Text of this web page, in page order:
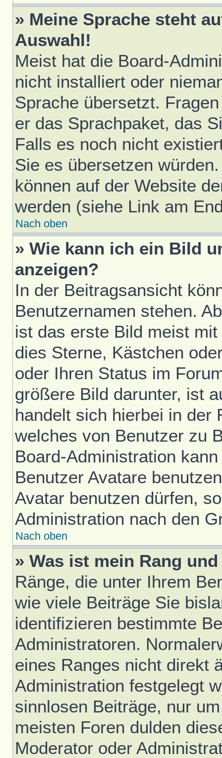
» Meine Sprache steht
Auswahl!
Meist hat die Board-
nicht installiert oder
Sprache übersetzt.
er das Sprachpaket, das
Falls es noch nicht
Sie es übersetzen
können auf der Website
werden (siehe Link am
Nach oben
» Wie kann ich ein Bild
anzeigen?
In der Beitragsansicht
Benutzernamen stehen.
ist das erste Bild meist
dies Sterne, Kästchen
oder Ihren Status im
größere Bild darunter, ist
handelt sich hierbei in der
welches von Benutzer zu
Board-Administration
Benutzer Avatare
Avatar benutzen dürfen,
Administration nach den
Nach oben
» Was ist mein Rang
Ränge, die unter Ihrem
wie viele Beiträge Sie
identifizieren bestimmte
Administratoren.
eines Ranges nicht direkt
Administration festgelegt
sinnlosen Beiträge, nur
meisten Foren dulden
Moderator oder